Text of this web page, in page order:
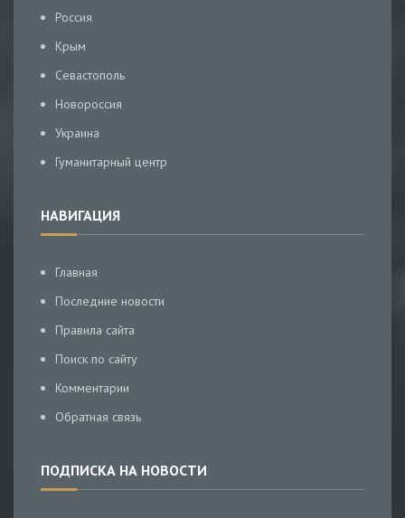
Россия
Крым
Севастополь
Новороссия
Украина
Гуманитарный центр
НАВИГАЦИЯ
Главная
Последние новости
Правила сайта
Поиск по сайту
Комментарии
Обратная связь
ПОДПИСКА НА НОВОСТИ